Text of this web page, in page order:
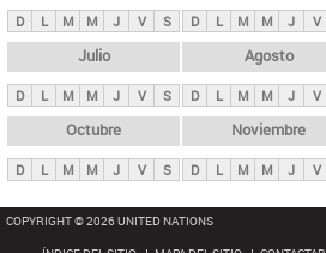
i
p
a
l
s
D L M M J V S D L M M J V
Julio
D L M M J V S
Agosto
D L M M J V
Octubre
D L M M J V S
Noviembre
D L M M J V
COPYRIGHT © 2026 UNITED NATIONS